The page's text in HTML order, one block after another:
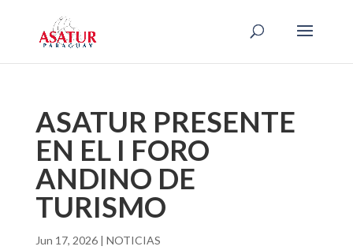
ASATUR PRESENTE
EN EL I FORO
ANDINO DE
TURISMO
Jun 17, 2026| NOTICIAS